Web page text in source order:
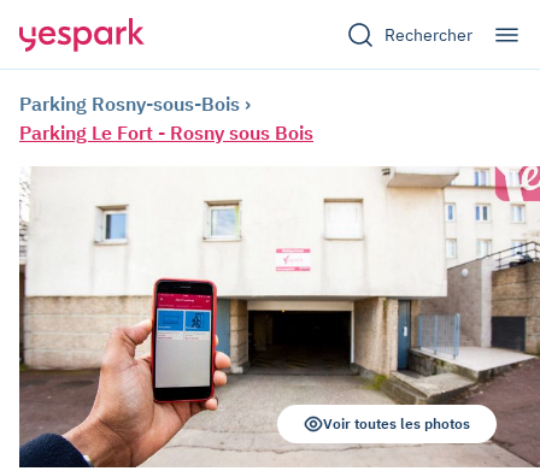
Rechercher
Parking Rosny-sous-Bois
Parking Le Fort - Rosny sous Bois
Voir toutes les photos